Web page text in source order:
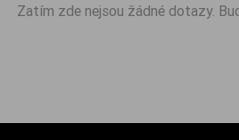
Zatím zde nejsou žádné dotazy.